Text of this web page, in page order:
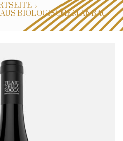
BIOLOGISCHEM ANBAU